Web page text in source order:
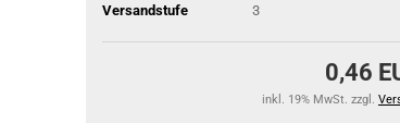
Versandstufe
3
0,46
inkl. 19% MwSt. zzgl.